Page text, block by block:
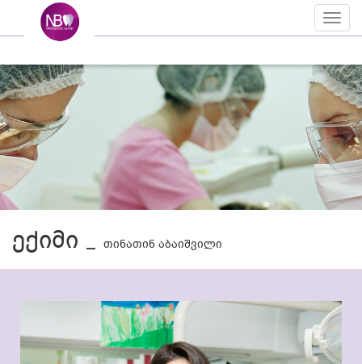
ექიმი _ თინათინ აბაიშვილი